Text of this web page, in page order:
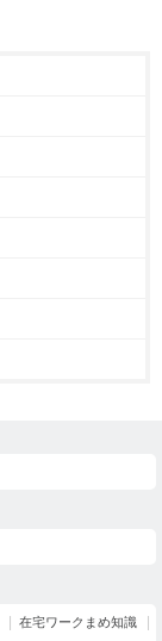
在宅ワークまめ知識